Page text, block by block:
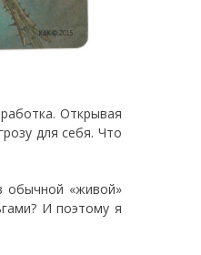
Открывая
для себя. Что
обычной «живой»
И поэтому я